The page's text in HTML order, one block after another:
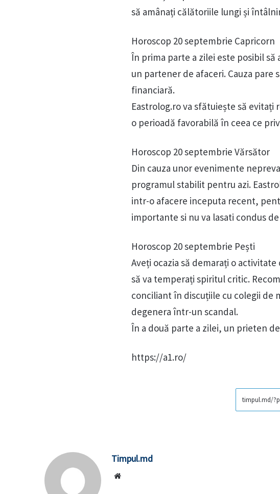
să amânați călătoriile lungi și
Horoscop 20 septembrie Capricorn
În prima parte a zilei este posibil să
un partener de afaceri. Cauza
financiară.
Eastrolog.ro va sfătuiește să evitați
o perioadă favorabilă în ceea ce
Horoscop 20 septembrie Vărsător
Din cauza unor evenimente
programul stabilit pentru azi.
intr-o afacere inceputa recent,
importante si nu va lasati condus
Horoscop 20 septembrie Pești
Aveți ocazia să demarați o
să va temperați spiritul critic.
conciliant în discuțiile cu colegii de
degenera într-un scandal.
În a două parte a zilei, un prieten
https://a1.ro/
Timpul.md